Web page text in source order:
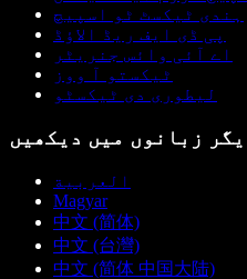
ہندی ٹیکسٹ ٹو اسپیچ
پی ڈی ایف ریڈ الاؤڈ
اے آئی وائس جنریٹر
ٹیکستو آ ووز
لیطوری دی ٹیکسٹو
زبانوں میں دیکھیں
العربية
Magyar
中文 (简体)
中文 (台灣)
中文 (简体 中国大陆)